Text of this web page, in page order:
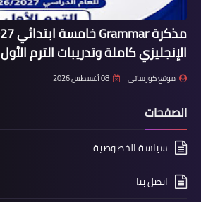
الإنجليزي كاملة وتدريبات الترم الأول
موقع كورساتي 08 أغسطس 2026
الصفحات
سياسة الخصوصية
اتصل بنا